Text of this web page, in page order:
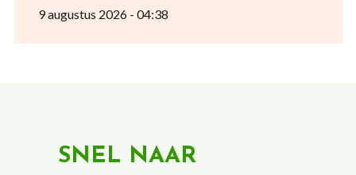
9 augustus 2026 - 04:38
SNEL NAAR